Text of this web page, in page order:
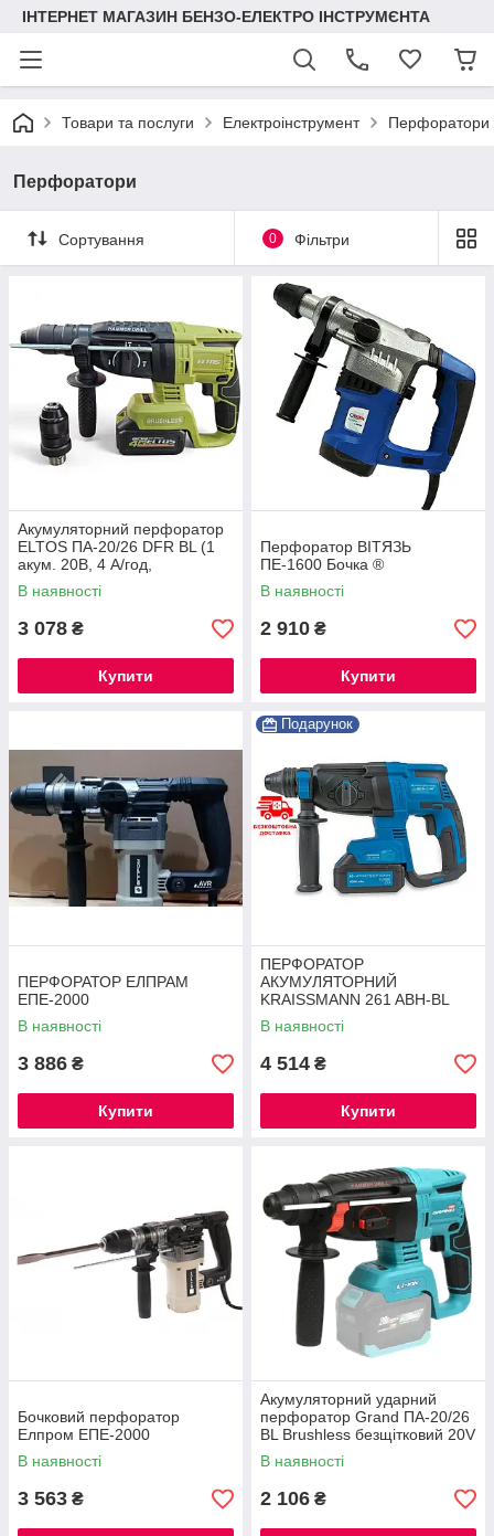
ІНТЕРНЕТ МАГАЗИН БЕНЗО-ЕЛЕКТРО ІНСТРУМЄНТА
Товари та послуги Електроінструмент Перфоратори
Перфоратори
Сортування 0 Фільтри
Акумуляторний перфоратор
ELTOS ПА-20/26 DFR BL (1
акум. 20В, 4 А/год,
Безщітковий)
В наявності
3 078 ₴
Купити
Перфоратор ВІТЯЗЬ
ПЕ-1600 Бочка ®
В наявності
2 910 ₴
Купити
ПЕРФОРАТОР ЕЛПРАМ
ЕПЕ-2000
В наявності
3 886 ₴
Купити
Подарунок
ПЕРФОРАТОР
АКУМУЛЯТОРНИЙ
KRAISSMANN 261 ABH-BL
20/2 MP (M-POWER SERIES
20) ®
В наявності
4 514 ₴
Купити
Бочковий перфоратор
Елпром ЕПЕ-2000
В наявності
3 563 ₴
Акумуляторний ударний
перфоратор Grand ПА-20/26
BL Brushless безщітковий 20V
2Дж (каркас) в коробці ®
В наявності
2 106 ₴